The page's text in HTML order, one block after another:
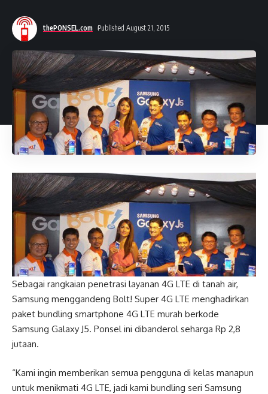
thePONSEL.com Published August 21, 2015
Sebagai rangkaian penetrasi layanan 4G LTE di tanah air,
Samsung menggandeng Bolt! Super 4G LTE menghadirkan
paket bundling smartphone 4G LTE murah berkode
Samsung Galaxy J5. Ponsel ini dibanderol seharga Rp 2,8
jutaan.
“Kami ingin memberikan semua pengguna di kelas manapun
untuk menikmati 4G LTE, jadi kami bundling seri Samsung